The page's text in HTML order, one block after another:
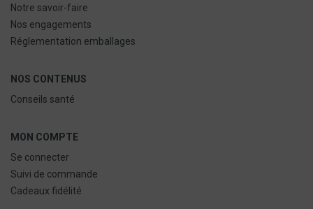
Notre savoir-faire
Nos engagements
Réglementation emballages
NOS CONTENUS
Conseils santé
MON COMPTE
Se connecter
Suivi de commande
Cadeaux fidélité